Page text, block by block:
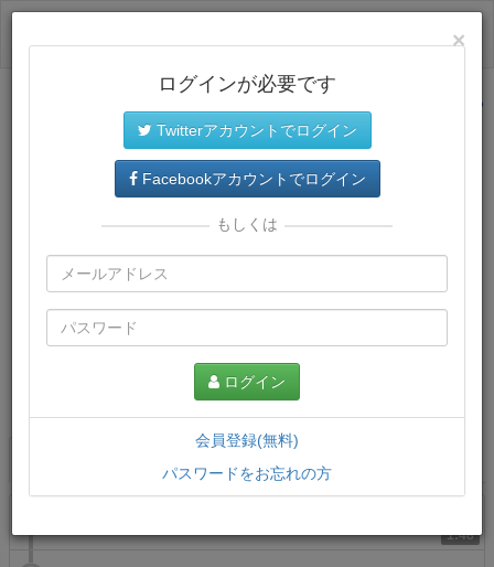
サイトトップに戻る
1:48
×
ログインが必要です
Twitterアカウントでログイン
Facebookアカウントでログイン
もしくは
ログイン
会員登録(無料)
パスワードをお忘れの方